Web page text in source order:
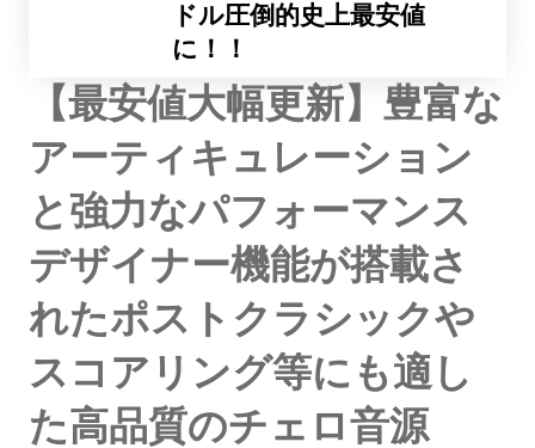
ドル圧倒的史上最安値
に！！
【最安値大幅更新】豊富な
アーティキュレーション
と強力なパフォーマンス
デザイナー機能が搭載さ
れたポストクラシックや
スコアリング等にも適し
た高品質のチェロ音源